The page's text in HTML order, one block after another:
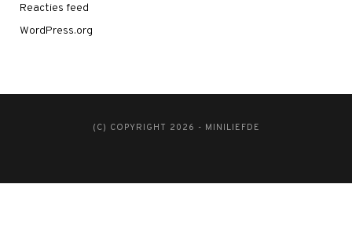
Reacties feed
WordPress.org
(C) COPYRIGHT 2026 - MINILIEFDE